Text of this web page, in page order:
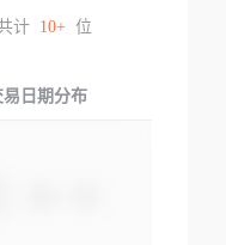
计 10+ 位
易日期分布